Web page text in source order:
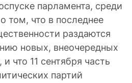
парламента, среди
том, что в последнее
раздаются
новых, внеочередных
что 11 сентября часть
партий